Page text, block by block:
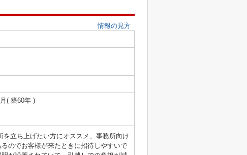
情報の見方
( 築60年 )
立ち上げたい方にオススメ、事務所向け
のでお客様が来たときに招待しやすいで